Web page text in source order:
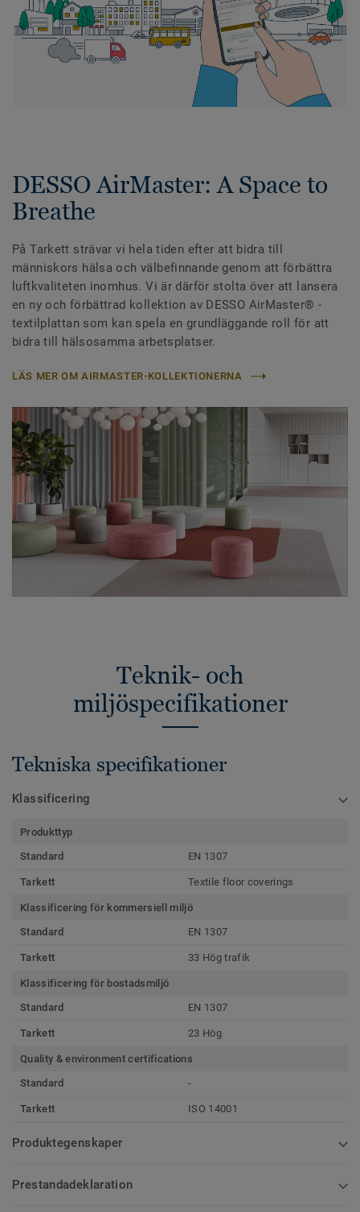
DESSO AirMaster: A Space to
Breathe
På Tarkett strävar vi hela tiden efter att bidra till
människors hälsa och välbefinnande genom att förbättra
luftkvaliteten inomhus. Vi är därför stolta över att lansera
en ny och förbättrad kollektion av DESSO AirMaster® -
textilplattan som kan spela en grundläggande roll för att
bidra till hälsosamma arbetsplatser.
LÄS MER OM AIRMASTER-KOLLEKTIONERNA
Teknik- och
miljöspecifikationer
Tekniska specifikationer
Klassificering
Produkttyp
Standard
EN 1307
Tarkett Textile floor coverings
Klassificering för kommersiell miljö
Standard
EN 1307
Tarkett 33 Hög trafik
Klassificering för bostadsmiljö
Standard
EN 1307
Tarkett 23 Hög
Quality & environment certifications
Standard
-
Tarkett ISO 14001
Produktegenskaper
Prestandadeklaration